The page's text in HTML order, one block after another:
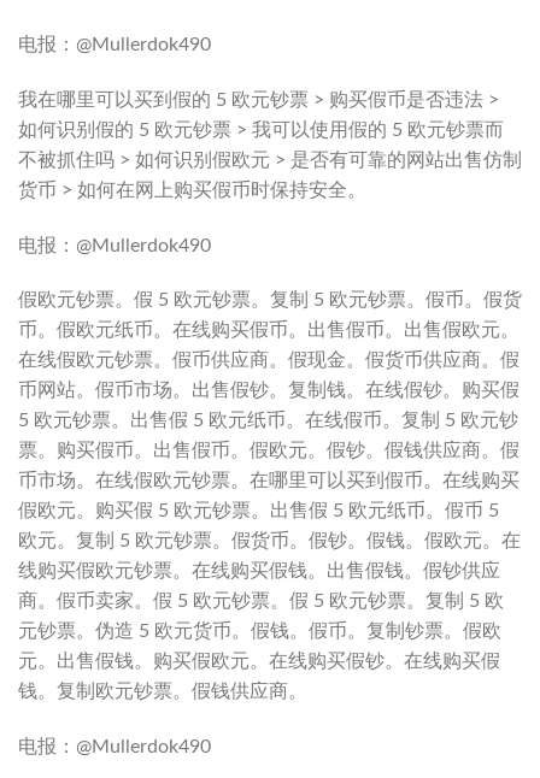
电报：@Mullerdok490
我在哪里可以买到假的 5 欧元钞票 > 购买假币是否违法 >
如何识别假的 5 欧元钞票 > 我可以使用假的 5 欧元钞票而
不被抓住吗 > 如何识别假欧元 > 是否有可靠的网站出售仿制
货币 > 如何在网上购买假币时保持安全。
电报：@Mullerdok490
假欧元钞票。假 5 欧元钞票。复制 5 欧元钞票。假币。假货
币。假欧元纸币。在线购买假币。出售假币。出售假欧元。
在线假欧元钞票。假币供应商。假现金。假货币供应商。假
币网站。假币市场。出售假钞。复制钱。在线假钞。购买假
5 欧元钞票。出售假 5 欧元纸币。在线假币。复制 5 欧元钞
票。购买假币。出售假币。假欧元。假钞。假钱供应商。假
币市场。在线假欧元钞票。在哪里可以买到假币。在线购买
假欧元。购买假 5 欧元钞票。出售假 5 欧元纸币。假币 5
欧元。复制 5 欧元钞票。假货币。假钞。假钱。假欧元。在
线购买假欧元钞票。在线购买假钱。出售假钱。假钞供应
商。假币卖家。假 5 欧元钞票。假 5 欧元钞票。复制 5 欧
元钞票。伪造 5 欧元货币。假钱。假币。复制钞票。假欧
元。出售假钱。购买假欧元。在线购买假钞。在线购买假
钱。复制欧元钞票。假钱供应商。
电报：@Mullerdok490